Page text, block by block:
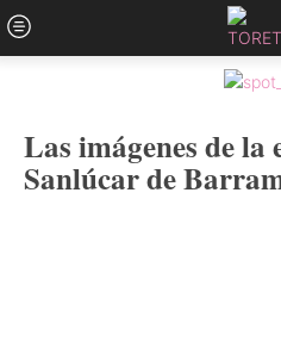
Las imágenes de
Sanlúcar de